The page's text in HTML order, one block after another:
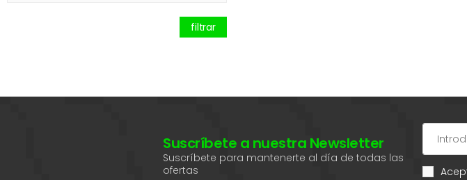
filtrar
Suscríbete a nuestra Newsletter
Suscríbete para mantenerte al día de todas las
ofertas